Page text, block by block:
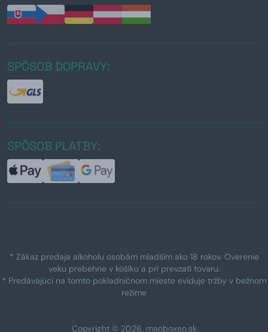
SPÔSOB DOPRAVY:
SPÔSOB PLATBY:
* Zákaz predaja alkoholu osobám mladším ako 18 rokov. Overenie
veku prebehne v košíku a pri prevzatí tovaru.
* Predávajúci na tomto pokladničnom mieste eviduje tržby v bežnom
režime
Copyright © 2026, manboxeo.sk